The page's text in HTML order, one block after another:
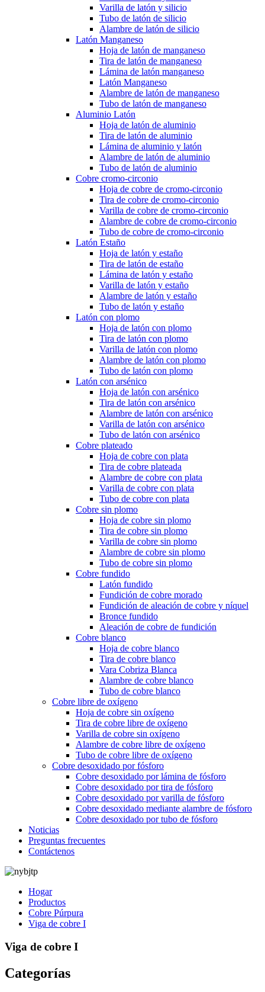
Varilla de latón y silicio
Tubo de latón de silicio
Alambre de latón de silicio
Latón Manganeso
Hoja de latón de manganeso
Tira de latón de manganeso
Lámina de latón manganeso
Latón Manganeso
Alambre de latón de manganeso
Tubo de latón de manganeso
Aluminio Latón
Hoja de latón de aluminio
Tira de latón de aluminio
Lámina de aluminio y latón
Alambre de latón de aluminio
Tubo de latón de aluminio
Cobre cromo-circonio
Hoja de cobre de cromo-circonio
Tira de cobre de cromo-circonio
Varilla de cobre de cromo-circonio
Alambre de cobre de cromo-circonio
Tubo de cobre de cromo-circonio
Latón Estaño
Hoja de latón y estaño
Tira de latón de estaño
Lámina de latón y estaño
Varilla de latón y estaño
Alambre de latón y estaño
Tubo de latón y estaño
Latón con plomo
Hoja de latón con plomo
Tira de latón con plomo
Varilla de latón con plomo
Alambre de latón con plomo
Tubo de latón con plomo
Latón con arsénico
Hoja de latón con arsénico
Tira de latón con arsénico
Alambre de latón con arsénico
Varilla de latón con arsénico
Tubo de latón con arsénico
Cobre plateado
Hoja de cobre con plata
Tira de cobre plateada
Alambre de cobre con plata
Varilla de cobre con plata
Tubo de cobre con plata
Cobre sin plomo
Hoja de cobre sin plomo
Tira de cobre sin plomo
Varilla de cobre sin plomo
Alambre de cobre sin plomo
Tubo de cobre sin plomo
Cobre fundido
Latón fundido
Fundición de cobre morado
Fundición de aleación de cobre y níquel
Bronce fundido
Aleación de cobre de fundición
Cobre blanco
Hoja de cobre blanco
Tira de cobre blanco
Vara Cobriza Blanca
Alambre de cobre blanco
Tubo de cobre blanco
Cobre libre de oxígeno
Hoja de cobre sin oxígeno
Tira de cobre libre de oxígeno
Varilla de cobre sin oxígeno
Alambre de cobre libre de oxígeno
Tubo de cobre libre de oxígeno
Cobre desoxidado por fósforo
Cobre desoxidado por lámina de fósforo
Cobre desoxidado por tira de fósforo
Cobre desoxidado por varilla de fósforo
Cobre desoxidado mediante alambre de fósforo
Cobre desoxidado por tubo de fósforo
Noticias
Preguntas frecuentes
Contáctenos
Hogar
Productos
Cobre Púrpura
Viga de cobre I
Viga de cobre I
Categorías